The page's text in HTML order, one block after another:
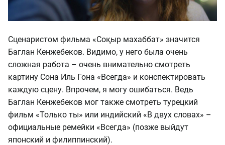
Сценаристом фильма «Соқыр махаббат» значится
Баглан Кенжебеков. Видимо, у него была очень
сложная работа – очень внимательно смотреть
картину Сона Иль Гона «Всегда» и конспектировать
каждую сцену. Впрочем, я могу ошибаться. Ведь
Баглан Кенжебеков мог также смотреть турецкий
фильм «Только ты» или индийский «В двух словах» –
официальные ремейки «Всегда» (позже выйдут
японский и филиппинский).